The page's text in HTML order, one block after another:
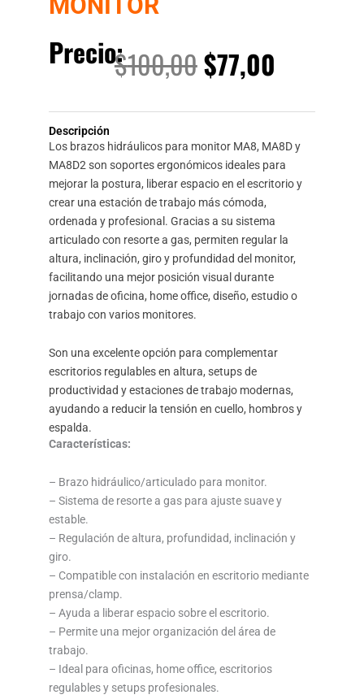
Precio:
$100,00El
precio
original
era:
$100,00.
$77,00
precio
actual
es:
$77,00.
Descripción
Los brazos hidráulicos para monitor MA8, MA8D y
MA8D2 son soportes ergonómicos ideales para
mejorar la postura, liberar espacio en el escritorio y
crear una estación de trabajo más cómoda,
ordenada y profesional. Gracias a su sistema
articulado con resorte a gas, permiten regular la
altura, inclinación, giro y profundidad del monitor,
facilitando una mejor posición visual durante
jornadas de oficina, home office, diseño, estudio o
trabajo con varios monitores.
Son una excelente opción para complementar
escritorios regulables en altura, setups de
productividad y estaciones de trabajo modernas,
ayudando a reducir la tensión en cuello, hombros y
espalda.
Características:
– Brazo hidráulico/articulado para monitor.
– Sistema de resorte a gas para ajuste suave y
estable.
– Regulación de altura, profundidad, inclinación y
giro.
– Compatible con instalación en escritorio mediante
prensa/clamp.
– Ayuda a liberar espacio sobre el escritorio.
– Permite una mejor organización del área de
trabajo.
– Ideal para oficinas, home office, escritorios
regulables y setups profesionales.